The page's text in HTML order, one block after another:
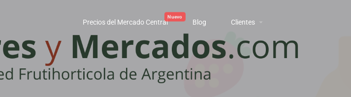
Precios del Mercado Central Blog Clientes